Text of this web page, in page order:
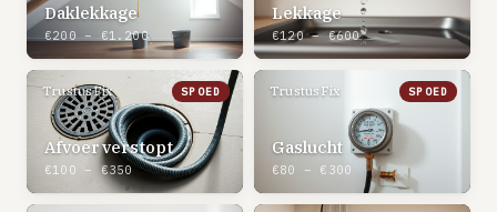
Daklekkage
€200 – €1.200
Lekkage
€120 – €600
TrustusFix SPOED
Afvoer verstopt
€100 – €350
TrustusFix SPOED
Gaslucht
€80 – €300